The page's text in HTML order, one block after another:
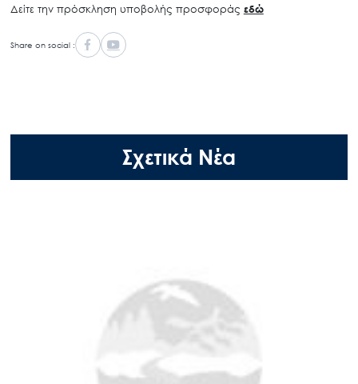
Δείτε την πρόσκληση υποβολής προσφοράς εδώ
Share on social :
Σχετικά Νέα